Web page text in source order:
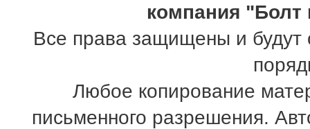
компания "Болт
Все права защищены и будут
Любое копирование
письменного разрешения.